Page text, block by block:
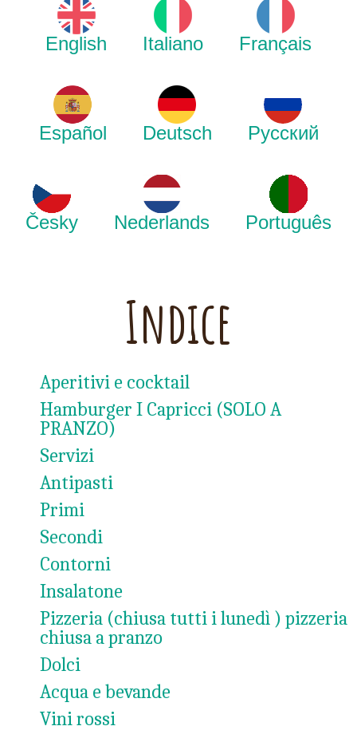
English Italiano Français
Español Deutsch Русский
Česky Nederlands Português
Indice
Aperitivi e cocktail
Hamburger I Capricci (SOLO A
PRANZO)
Servizi
Antipasti
Primi
Secondi
Contorni
Insalatone
Pizzeria (chiusa tutti i lunedì ) pizzeria
chiusa a pranzo
Dolci
Acqua e bevande
Vini rossi